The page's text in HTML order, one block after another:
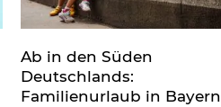
Ab in den Süden
Deutschlands:
Familienurlaub in Bayern